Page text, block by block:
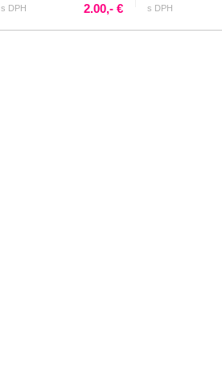
s DPH 2.00,- € s DPH